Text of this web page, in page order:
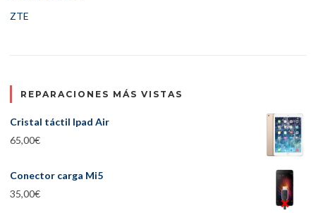
ZTE
REPARACIONES MÁS VISTAS
Cristal táctil Ipad Air
65,00€
Conector carga Mi5
35,00€